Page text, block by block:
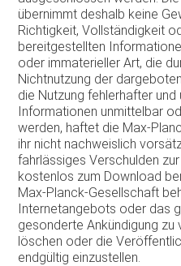
übernimmt deshalb keine
Richtigkeit, Vollständigkeit
bereitgestellten
oder immaterieller Art, die
Nichtnutzung der
die Nutzung fehlerhafter
Informationen unmittelbar
werden, haftet die Max-
ihr nicht nachweislich
fahrlässiges Verschulden
kostenlos zum Download
Max-Planck-Gesellschaft
Internetangebots oder das
gesonderte Ankündigung zu
löschen oder die
endgültig einzustellen.